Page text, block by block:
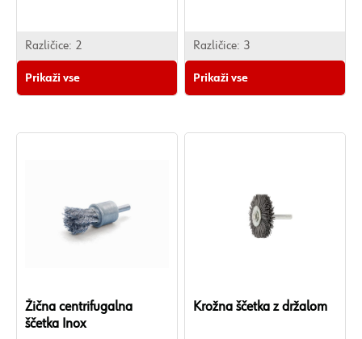
Različice: 2
Prikaži vse
Različice: 3
Prikaži vse
Žična centrifugalna
ščetka Inox
Krožna ščetka z držalom